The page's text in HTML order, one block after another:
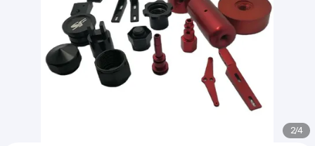
2/4